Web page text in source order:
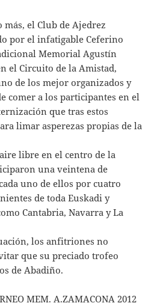
más, el Club de Ajedrez
por el infatigable Ceferino
Memorial Agustín
el Circuito de la Amistad,
de los mejor organizados y
comer a los participantes en el
que tras estos
limar asperezas propias de la
libre en el centro de la
una veintena de
uno de ellos por cuatro
de toda Euskadi y
Cantabria, Navarra y La
los anfitriones no
que su preciado trofeo
de Abadiño.
MEM. A.ZAMACONA 2012